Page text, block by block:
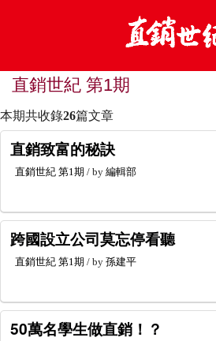
直銷世紀 第1期
本期共收錄26篇文章
直銷致富的秘訣
直銷世紀 第1期 / by 編輯部
跨國設立公司莫忘停看聽
直銷世紀 第1期 / by 孫建平
50萬名學生做直銷！？